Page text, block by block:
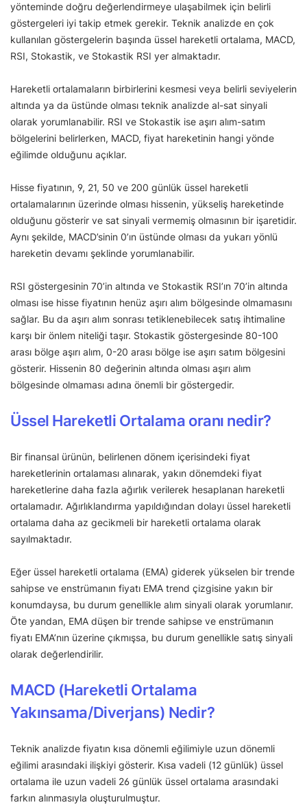
yönteminde doğru değerlendirmeye ulaşabilmek için belirli
göstergeleri iyi takip etmek gerekir. Teknik analizde en çok
kullanılan göstergelerin başında üssel hareketli ortalama, MACD,
RSI, Stokastik, ve Stokastik RSI yer almaktadır.
Hareketli ortalamaların birbirlerini kesmesi veya belirli seviyelerin
altında ya da üstünde olması teknik analizde al-sat sinyali
olarak yorumlanabilir. RSI ve Stokastik ise aşırı alım-satım
bölgelerini belirlerken, MACD, fiyat hareketinin hangi yönde
eğilimde olduğunu açıklar.
Hisse fiyatının, 9, 21, 50 ve 200 günlük üssel hareketli
ortalamalarının üzerinde olması hissenin, yükseliş hareketinde
olduğunu gösterir ve sat sinyali vermemiş olmasının bir işaretidir.
Aynı şekilde, MACD’sinin 0’ın üstünde olması da yukarı yönlü
hareketin devamı şeklinde yorumlanabilir.
RSI göstergesinin 70’in altında ve Stokastik RSI’ın 70’in altında
olması ise hisse fiyatının henüz aşırı alım bölgesinde olmamasını
sağlar. Bu da aşırı alım sonrası tetiklenebilecek satış ihtimaline
karşı bir önlem niteliği taşır. Stokastik göstergesinde 80-100
arası bölge aşırı alım, 0-20 arası bölge ise aşırı satım bölgesini
gösterir. Hissenin 80 değerinin altında olması aşırı alım
bölgesinde olmaması adına önemli bir göstergedir.
Üssel Hareketli Ortalama oranı nedir?
Bir finansal ürünün, belirlenen dönem içerisindeki fiyat
hareketlerinin ortalaması alınarak, yakın dönemdeki fiyat
hareketlerine daha fazla ağırlık verilerek hesaplanan hareketli
ortalamadır. Ağırlıklandırma yapıldığından dolayı üssel hareketli
ortalama daha az gecikmeli bir hareketli ortalama olarak
sayılmaktadır.
Eğer üssel hareketli ortalama (EMA) giderek yükselen bir trende
sahipse ve enstrümanın fiyatı EMA trend çizgisine yakın bir
konumdaysa, bu durum genellikle alım sinyali olarak yorumlanır.
Öte yandan, EMA düşen bir trende sahipse ve enstrümanın
fiyatı EMA’nın üzerine çıkmışsa, bu durum genellikle satış sinyali
olarak değerlendirilir.
MACD (Hareketli Ortalama
Yakınsama/Diverjans) Nedir?
Teknik analizde fiyatın kısa dönemli eğilimiyle uzun dönemli
eğilimi arasındaki ilişkiyi gösterir. Kısa vadeli (12 günlük) üssel
ortalama ile uzun vadeli 26 günlük üssel ortalama arasındaki
farkın alınmasıyla oluşturulmuştur.